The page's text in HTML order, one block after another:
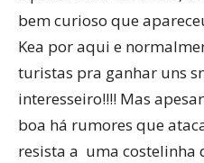
bem curioso que
Kea por aqui e
turistas pra ganhar uns
interesseiro!!!! Mas
boa há rumores que
resista a uma costelinha